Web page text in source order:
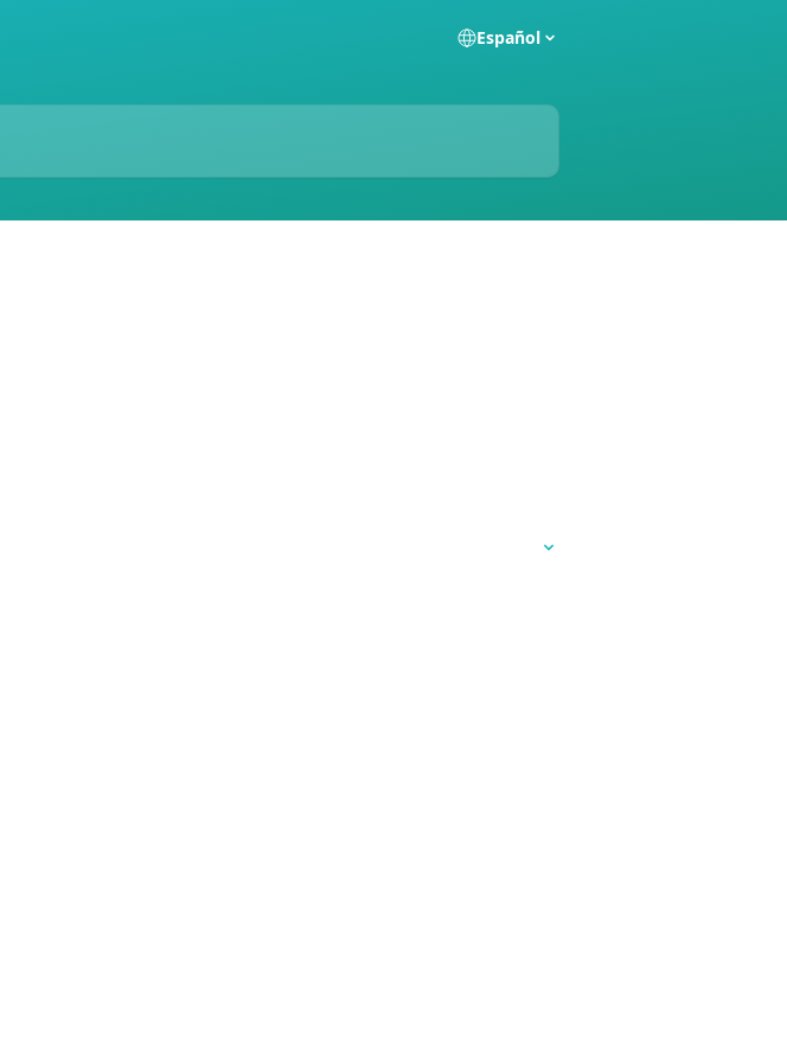
Español